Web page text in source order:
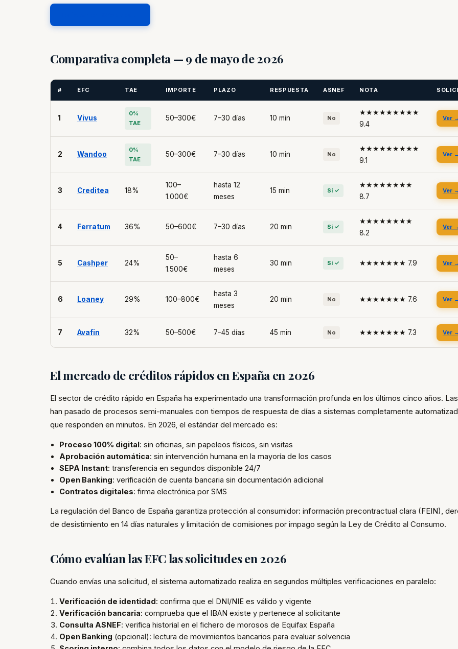
Comparativa completa — 9 de mayo de 2026
# EFC TAE IMPORTE PLAZO RESPUESTA ASNEF NOTA
1 Vivus
0%
TAE
50–300€ 7–30 días 10 min No
★★★★★★★★★
9.4
Ver
2 Wandoo
0%
TAE
50–300€ 7–30 días 10 min No
★★★★★★★★★
9.1
Ver
3 Creditea 18%
100–
1.000€
hasta 12
meses
15 min Sí ✓
★★★★★★★★
8.7
Ver
4 Ferratum 36% 50–600€ 7–30 días 20 min Sí ✓
★★★★★★★★
8.2
Ver
5 Cashper 24%
50–
1.500€
hasta 6
meses
30 min Sí ✓ ★★★★★★★ 7.9 Ver
6 Loaney 29% 100–800€
hasta 3
meses
20 min No ★★★★★★★ 7.6 Ver
7 Avafin 32% 50–500€ 7–45 días 45 min No ★★★★★★★ 7.3 Ver
El mercado de créditos rápidos en España en 2026
El sector de crédito rápido en España ha experimentado una transformación profunda en los últimos cinco años.
han pasado de procesos semi-manuales con tiempos de respuesta de días a sistemas completamente
que responden en minutos. En 2026, el estándar del mercado es:
Proceso 100% digital: sin oficinas, sin papeleos físicos, sin visitas
Aprobación automática: sin intervención humana en la mayoría de los casos
SEPA Instant: transferencia en segundos disponible 24/7
Open Banking: verificación de cuenta bancaria sin documentación adicional
Contratos digitales: firma electrónica por SMS
La regulación del Banco de España garantiza protección al consumidor: información precontractual clara (FEIN),
de desistimiento en 14 días naturales y limitación de comisiones por impago según la Ley de Crédito al Consumo.
Cómo evalúan las EFC las solicitudes en 2026
Cuando envías una solicitud, el sistema automatizado realiza en segundos múltiples verificaciones en paralelo:
Verificación de identidad: confirma que el DNI/NIE es válido y vigente
Verificación bancaria: comprueba que el IBAN existe y pertenece al solicitante
Consulta ASNEF: verifica historial en el fichero de morosos de Equifax España
Open Banking (opcional): lectura de movimientos bancarios para evaluar solvencia